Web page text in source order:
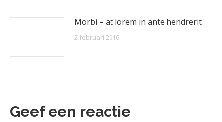
Morbi – at lorem in ante hendrerit
2 februari 2016
Geef een reactie